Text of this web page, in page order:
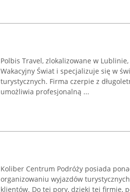
Polbis Travel, zlokalizowane w
Wakacyjny Świat i specjalizuje się w
turystycznych. Firma czerpie z
umożliwia profesjonalną ...
Koliber Centrum Podróży posiada
organizowaniu wyjazdów
klientów. Do tej pory, dzięki tej firmie,